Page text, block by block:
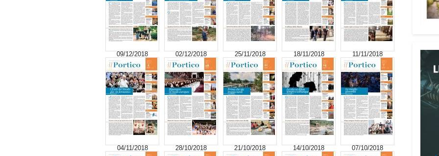
09/12/2018 02/12/2018 25/11/2018 18/11/2018 11/11/2018
04/11/2018 28/10/2018 21/10/2018 14/10/2018 07/10/2018